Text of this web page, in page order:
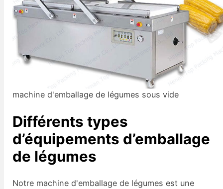
machine d'emballage de légumes sous vide
Différents types
d’équipements d’emballage
de légumes
Notre machine d'emballage de légumes est une